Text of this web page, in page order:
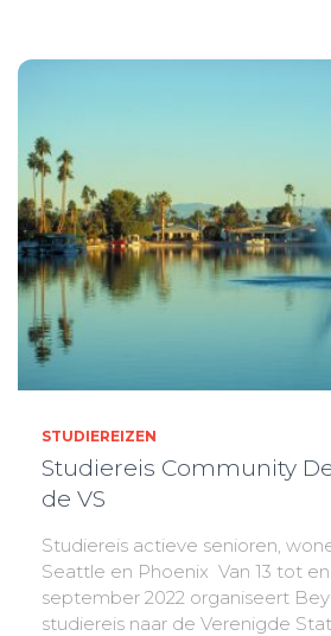
STUDIEREIZEN
Studiereis Community
de VS
Studiereis actieve senioren,
Seattle en Phoenix Van 13 tot
september 2022 organiseert
studiereis naar de Verenigde